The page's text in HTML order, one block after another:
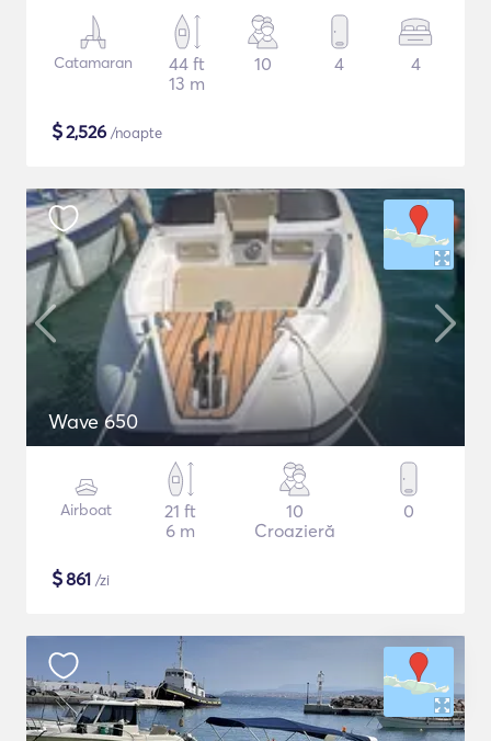
Catamaran
44 ft
13 m
10 4 4
$2,526 /noapte
Wave 650
Airboat
21 ft
6 m
10
Croazieră
0
$861 /zi